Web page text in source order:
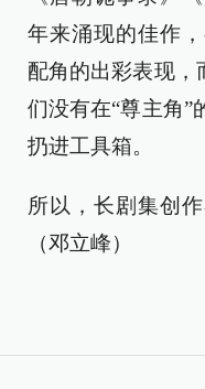
年来涌现的佳作
配角的出彩表现，
们没有在“尊主角”
扔进工具箱。
所以，长剧集创
（邓立峰）